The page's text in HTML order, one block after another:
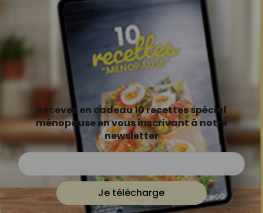
Recevez en cadeau 10 recettes spécial
ménopause en vous inscrivant à notre
newsletter
Je télécharge